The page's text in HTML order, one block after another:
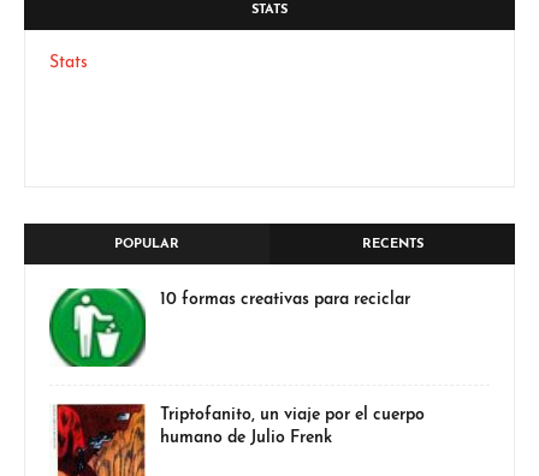
STATS
Stats
POPULAR RECENTS
10 formas creativas para reciclar
Triptofanito, un viaje por el cuerpo
humano de Julio Frenk